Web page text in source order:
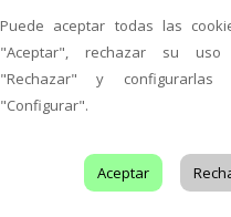
Es Tendencia
Puede aceptar todas las
"Aceptar", rechazar su
"Rechazar" y
"Configurar".
Aceptar